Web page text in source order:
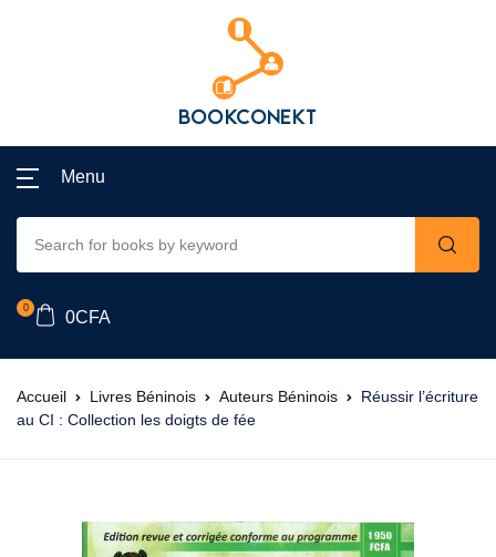
Menu
0
0CFA
Accueil Livres Béninois Auteurs Béninois
Réussir l’écriture
au CI : Collection les doigts de fée